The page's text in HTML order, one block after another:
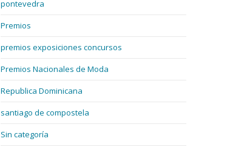
pontevedra
Premios
premios exposiciones concursos
Premios Nacionales de Moda
Republica Dominicana
santiago de compostela
Sin categoría